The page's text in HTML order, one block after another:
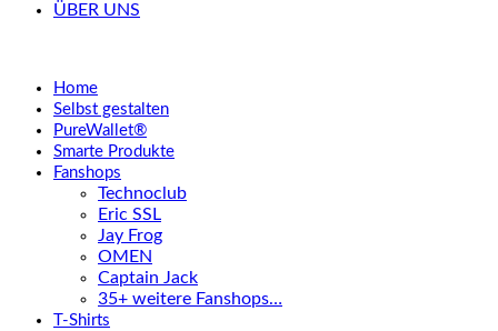
ÜBER UNS
Home
Selbst gestalten
PureWallet®
Smarte Produkte
Fanshops
Technoclub
Eric SSL
Jay Frog
OMEN
Captain Jack
35+ weitere Fanshops…
T-Shirts